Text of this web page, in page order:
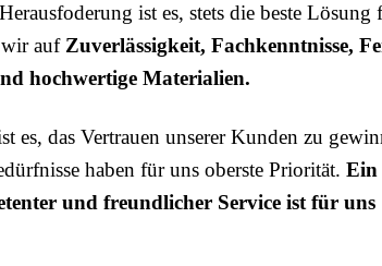
ist es, stets die beste Lösung
wir auf Zuverlässigkeit, Fachkenntnisse,
hochwertige Materialien.
es, das Vertrauen unserer Kunden zu
haben für uns oberste Priorität. Ein
und freundlicher Service ist für uns